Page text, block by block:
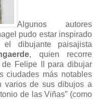
Algunos autores
pudo estar inspirado
dibujante paisajista
, quien recorre
Felipe II para dibujar
ciudades más notables
varios de sus dibujos a
de las Viñas” (como